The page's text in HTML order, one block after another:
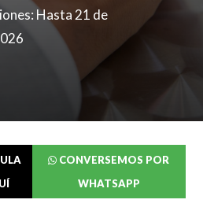
Hasta 21 de
CONVERSEMOS POR
WHATSAPP